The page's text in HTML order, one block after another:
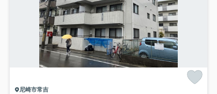
尼崎市常吉